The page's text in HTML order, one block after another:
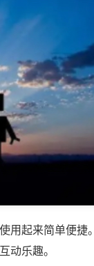
用起来简单便捷
动乐趣。